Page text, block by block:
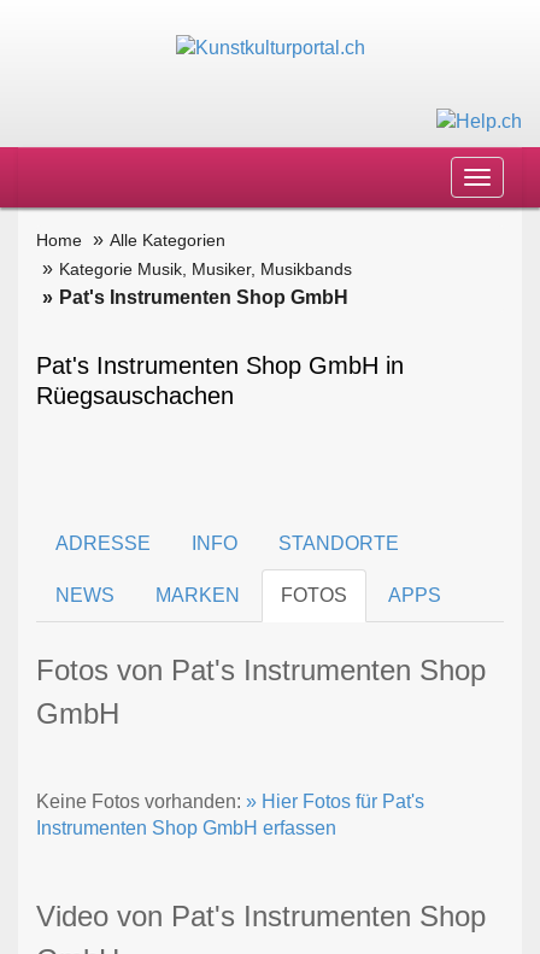
Toggle
Home
Alle Kategorien
Kategorie Musik, Musiker, Musikbands
Pat's Instrumenten Shop GmbH
Pat's Instrumenten Shop GmbH in
Rüegsauschachen
ADRESSE INFO STANDORTE
NEWS MARKEN FOTOS APPS
Fotos von Pat's Instrumenten Shop
GmbH
Keine Fotos vorhanden: » Hier Fotos für Pat's
Instrumenten Shop GmbH erfassen
Video von Pat's Instrumenten Shop